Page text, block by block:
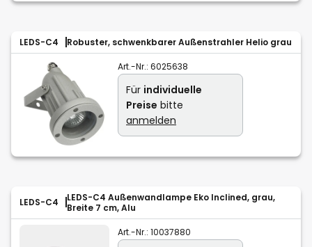
LEDS-C4 Robuster, schwenkbarer Außenstrahler Helio grau
Art.-Nr.: 6025638
Für individuelle
Preise bitte
anmelden
LEDS-C4
LEDS-C4 Außenwandlampe Eko Inclined, grau,
Breite 7 cm, Alu
Art.-Nr.: 10037880